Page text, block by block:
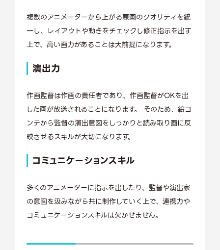
複数のアニメーターから上がる原画のクオリティを統
一し、レイアウトや動きをチェックし修正指示を出す
上で、高い画力があることは大前提になります。
演出力
作画監督は作画の責任者であり、作画監督がOKを出
した画が放送されることになります。 そのため、絵コ
ンテから監督の演出意図をしっかりと読み取り画に反
映させるスキルが大切になります。
コミュニケーションスキル
多くのアニメーターに指示を出したり、監督や演出家
の意図を汲みながら共に制作していく上で、連携力や
コミュニケーションスキルは欠かせません。